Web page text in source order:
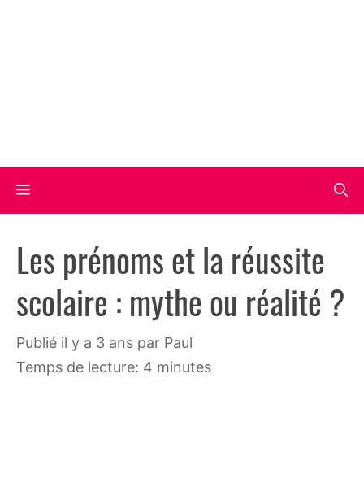
Menu
Les prénoms et la réussite
scolaire : mythe ou réalité ?
publié il y a 3 ans par Paul
Temps de lecture: 4 minutes